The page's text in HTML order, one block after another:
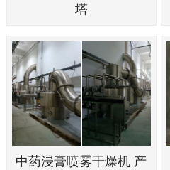
塔
中药浸膏喷雾干燥机 产